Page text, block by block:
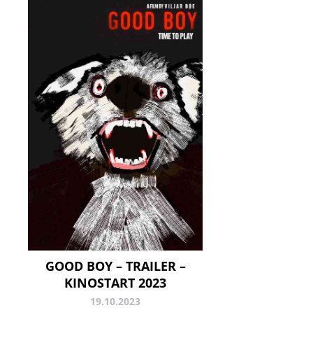
GOOD BOY – TRAILER –
KINOSTART 2023
19.10.2023